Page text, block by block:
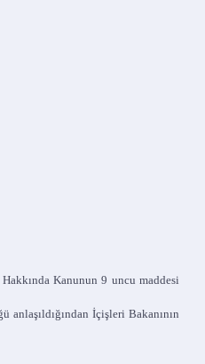
Kanunun 9 uncu maddesi
İçişleri Bakanının